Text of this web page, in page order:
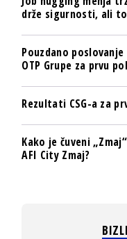
drže sigurnosti, ali
Pouzdano
OTP Grupe za prvu
Rezultati CSG-a za
Kako je čuveni
AFI City Zmaj?